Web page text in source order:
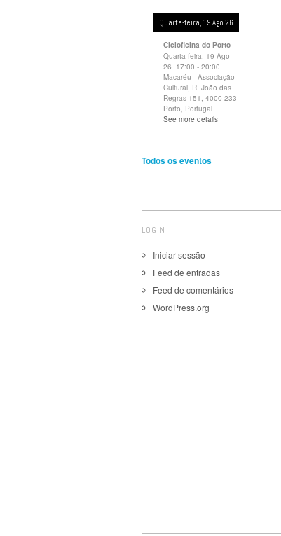
Quarta-feira, 19 Ago 26
Cicloficina do Porto
Quarta-feira, 19 Ago
26 17:00 - 20:00
Macaréu - Associação
Cultural, R. João das
Regras 151, 4000-233
Porto, Portugal
See more details
Todos os eventos
LOGIN
Iniciar sessão
Feed de entradas
Feed de comentários
WordPress.org